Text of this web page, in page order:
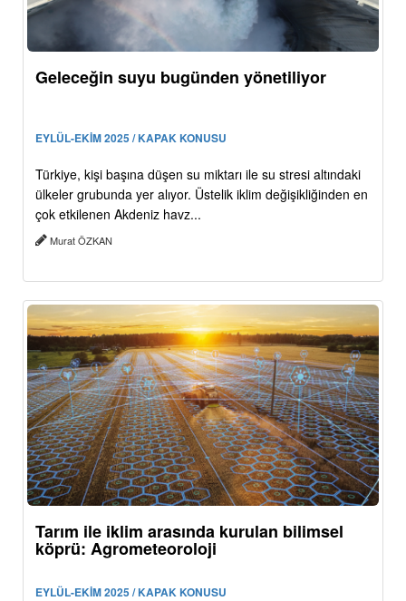
Geleceğin suyu bugünden yönetiliyor
EYLÜL-EKİM 2025 / KAPAK KONUSU
Türkiye, kişi başına düşen su miktarı ile su stresi altındaki
ülkeler grubunda yer alıyor. Üstelik iklim değişikliğinden en
çok etkilenen Akdeniz havz...
Murat ÖZKAN
Tarım ile iklim arasında kurulan bilimsel
köprü: Agrometeoroloji
EYLÜL-EKİM 2025 / KAPAK KONUSU